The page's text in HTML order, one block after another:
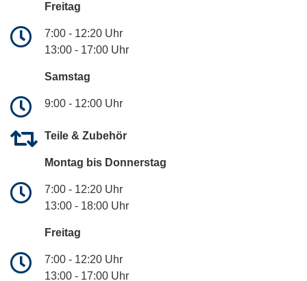
Freitag
7:00 - 12:20 Uhr
13:00 - 17:00 Uhr
Samstag
9:00 - 12:00 Uhr
Teile & Zubehör
Montag bis Donnerstag
7:00 - 12:20 Uhr
13:00 - 18:00 Uhr
Freitag
7:00 - 12:20 Uhr
13:00 - 17:00 Uhr